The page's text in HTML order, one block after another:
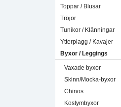
Toppar / Blusar
Tröjor
Tunikor / Klänningar
Ytterplagg / Kavajer
Byxor / Leggings
Vaxade byxor
Skinn/Mocka-byxor
Chinos
Kostymbyxor